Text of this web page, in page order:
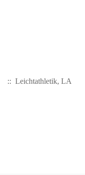
:: Leichtathletik, LA